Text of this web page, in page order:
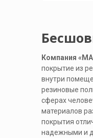
Компания
покрытие из
внутри
резиновые
сферах
материалов
покрытия
надежными и